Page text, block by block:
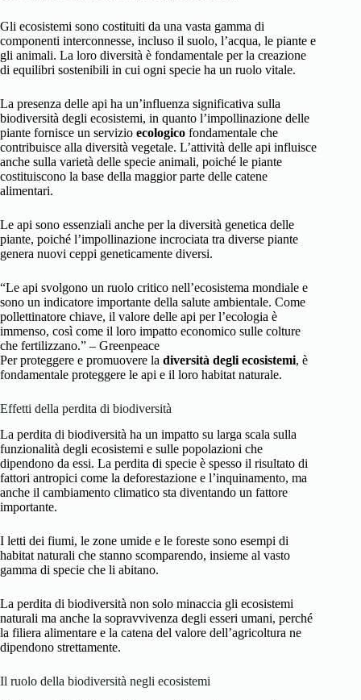
Gli ecosistemi sono costituiti da una vasta gamma di
componenti interconnesse, incluso il suolo, l’acqua, le piante e
gli animali. La loro diversità è fondamentale per la creazione
di equilibri sostenibili in cui ogni specie ha un ruolo vitale.
La presenza delle api ha un’influenza significativa sulla
biodiversità degli ecosistemi, in quanto l’impollinazione delle
piante fornisce un servizio ecologico fondamentale che
contribuisce alla diversità vegetale. L’attività delle api influisce
anche sulla varietà delle specie animali, poiché le piante
costituiscono la base della maggior parte delle catene
alimentari.
Le api sono essenziali anche per la diversità genetica delle
piante, poiché l’impollinazione incrociata tra diverse piante
genera nuovi ceppi geneticamente diversi.
“Le api svolgono un ruolo critico nell’ecosistema mondiale e
sono un indicatore importante della salute ambientale. Come
pollettinatore chiave, il valore delle api per l’ecologia è
immenso, così come il loro impatto economico sulle colture
che fertilizzano.” – Greenpeace
Per proteggere e promuovere la diversità degli ecosistemi, è
fondamentale proteggere le api e il loro habitat naturale.
Effetti della perdita di biodiversità
La perdita di biodiversità ha un impatto su larga scala sulla
funzionalità degli ecosistemi e sulle popolazioni che
dipendono da essi. La perdita di specie è spesso il risultato di
fattori antropici come la deforestazione e l’inquinamento, ma
anche il cambiamento climatico sta diventando un fattore
importante.
I letti dei fiumi, le zone umide e le foreste sono esempi di
habitat naturali che stanno scomparendo, insieme al vasto
gamma di specie che li abitano.
La perdita di biodiversità non solo minaccia gli ecosistemi
naturali ma anche la sopravvivenza degli esseri umani, perché
la filiera alimentare e la catena del valore dell’agricoltura ne
dipendono strettamente.
Il ruolo della biodiversità negli ecosistemi